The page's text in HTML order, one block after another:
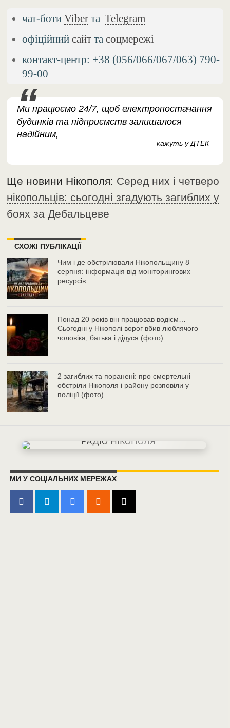
чат-ботиViber таTelegram
офіційнийсайт тасоцмережі
контакт-центр: +38 (056/066/067/063) 790-
99-00
Ми працюємо 24/7, щоб електропостачання
будинків та підприємств залишалося
надійним,
– кажуть у ДТЕК
Ще новини Нікополя: Серед них і четверо
нікопольців: сьогодні згадують загиблих у
боях за Дебальцеве
СХОЖІ ПУБЛІКАЦІЇ
Чим і де обстрілювали Нікопольщину 8
серпня: інформація від моніторингових
ресурсів
Понад 20 років він працював водієм…
Сьогодні у Нікополі ворог вбив люблячого
чоловіка, батька і дідуся (фото)
2 загиблих та поранені: про смертельні
обстріли Нікополя і району розповіли у
поліції (фото)
МИ У СОЦІАЛЬНИХ МЕРЕЖАХ